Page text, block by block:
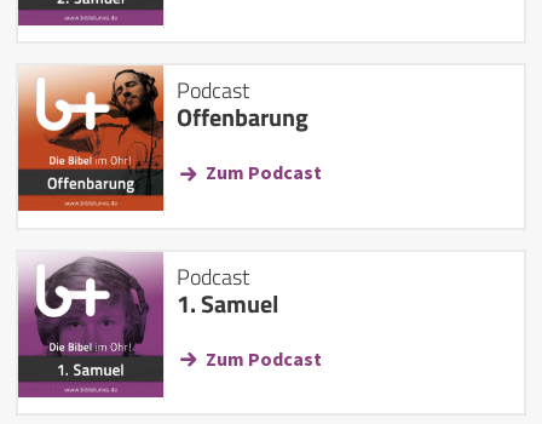
Podcast
Offenbarung
Zum Podcast
Podcast
1. Samuel
Zum Podcast